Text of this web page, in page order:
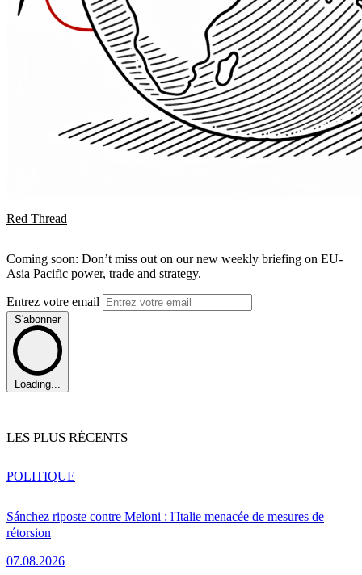
Red Thread
Coming soon: Don’t miss out on our new weekly briefing on EU-
Asia Pacific power, trade and strategy.
Entrez votre email
S'abonner
Loading...
LES PLUS RÉCENTS
Sánchez riposte contre Meloni : l'Italie menacée de mesures de
rétorsion
07.08.2026
POLITIQUE